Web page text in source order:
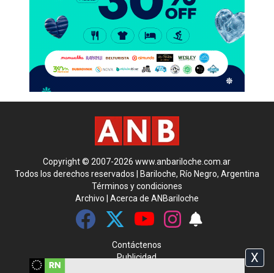
Copyright © 2007-2026 www.anbariloche.com.ar
Todos los derechos reservados | Bariloche, Río Negro, Argentina
Términos y condiciones
Archivo
Acerca de ANBariloche
Contáctenos
Publicidad
X